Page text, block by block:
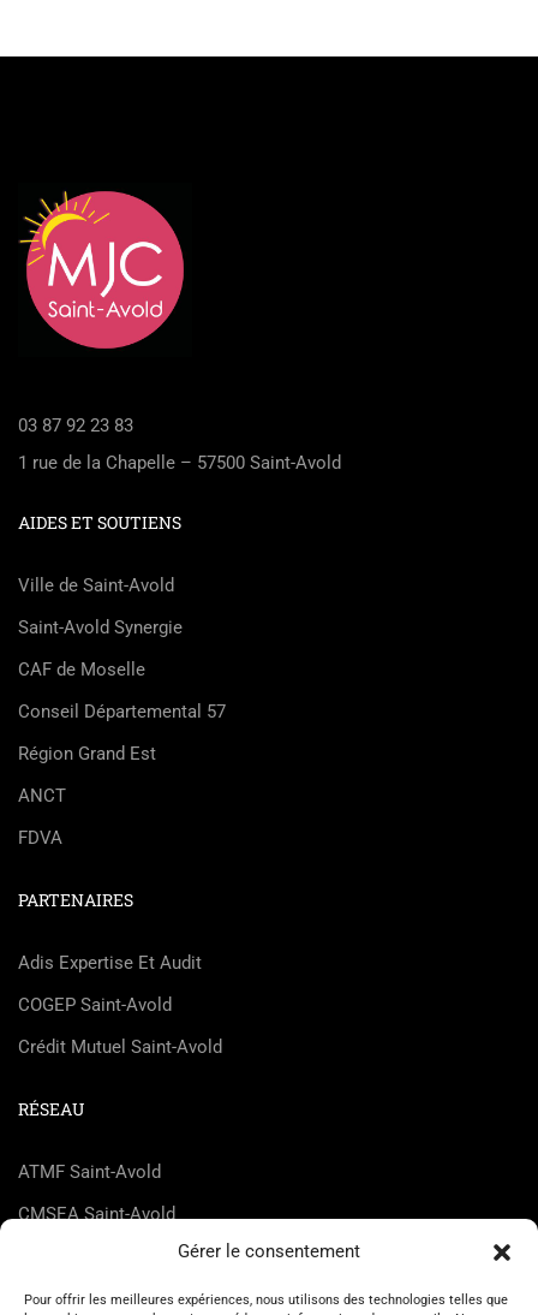
Gérer le consentement
Pour offrir les meilleures expériences, nous utilisons des technologies telles que
03 87 92 23 83
1 rue de la Chapelle – 57500 Saint-Avold
AIDES ET SOUTIENS
Ville de Saint-Avold
Saint-Avold Synergie
CAF de Moselle
Conseil Départemental 57
Région Grand Est
ANCT
FDVA
PARTENAIRES
Adis Expertise Et Audit
COGEP Saint-Avold
Crédit Mutuel Saint-Avold
RÉSEAU
ATMF Saint-Avold
CMSEA Saint-Avold
Dice Not Found